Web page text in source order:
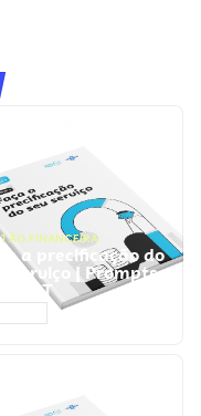
FINANCEIRA
a precificação do
serviço | Prompts